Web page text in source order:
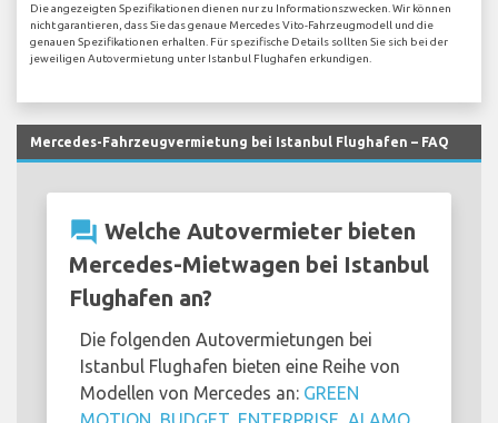
Die angezeigten Spezifikationen dienen nur zu Informationszwecken. Wir können
nicht garantieren, dass Sie das genaue Mercedes Vito-Fahrzeugmodell und die
genauen Spezifikationen erhalten. Für spezifische Details sollten Sie sich bei der
jeweiligen Autovermietung unter Istanbul Flughafen erkundigen.
Mercedes-Fahrzeugvermietung bei Istanbul Flughafen – FAQ
question_answer Welche Autovermieter bieten
Mercedes-Mietwagen bei Istanbul
Flughafen an?
Die folgenden Autovermietungen bei
Istanbul Flughafen bieten eine Reihe von
Modellen von Mercedes an: GREEN